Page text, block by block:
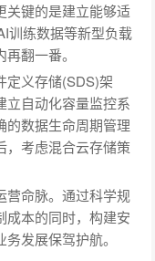
关键的是建立能够适
训练数据等新型负载
翻一番。
定义存储(SDS)架
立自动化容量监控系
的数据生命周期管理
，考虑混合云存储策
营命脉。通过科学规
成本的同时，构建安
发展保驾护航。